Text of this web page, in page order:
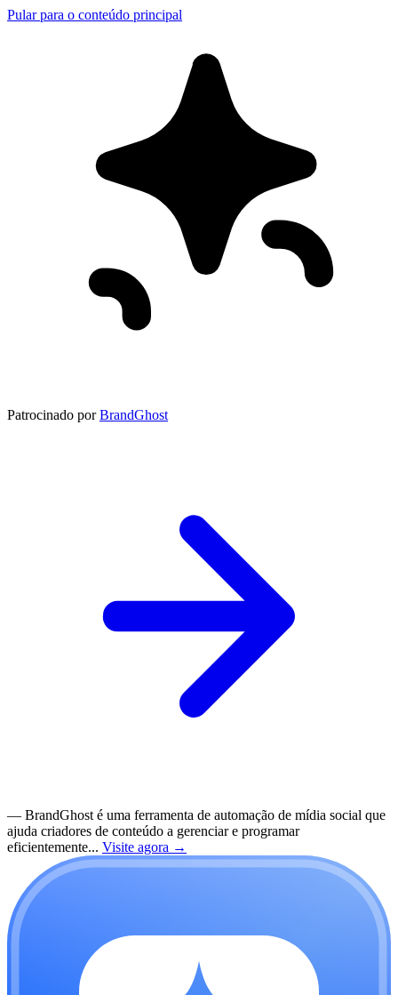
Pular para o conteúdo principal
Patrocinado por BrandGhost
— BrandGhost é uma ferramenta de automação de mídia social que
ajuda criadores de conteúdo a gerenciar e programar
eficientemente... Visite agora →